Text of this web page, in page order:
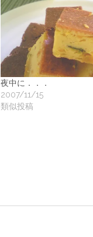
夜中に．．．
2007/11/15
類似投稿